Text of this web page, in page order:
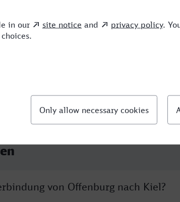
RE,ICE,ERX
von Offenburg nach Kiel?